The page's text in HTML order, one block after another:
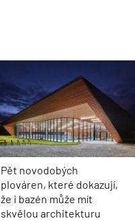
Pět novodobých
plováren, které dokazují,
že i bazén může mít
skvělou architekturu